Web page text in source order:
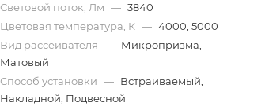
Световой поток, Лм — 3840
Цветовая температура, К — 4000, 5000
Вид рассеивателя — Микропризма,
Матовый
Способ установки — Встраиваемый,
Накладной, Подвесной